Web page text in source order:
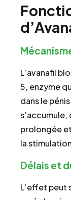
L’avanafil
5, enzyme
dans le
prolongée
la
Délais et
L’effet peut